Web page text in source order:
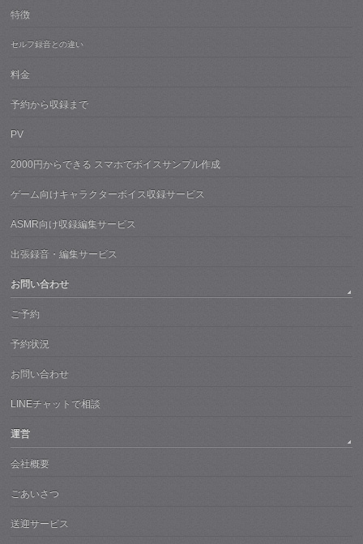
特徴
セルフ録音との違い
料金
予約から収録まで
PV
2000円からできる スマホでボイスサンプル作成
ゲーム向けキャラクターボイス収録サービス
ASMR向け収録編集サービス
出張録音・編集サービス
お問い合わせ
ご予約
予約状況
お問い合わせ
LINEチャットで相談
運営
会社概要
ごあいさつ
送迎サービス